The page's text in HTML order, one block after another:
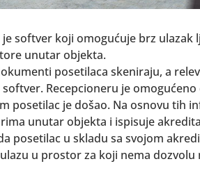
softver koji omogućuje brz
unutar objekta.
posetilaca skeniraju, a
Recepcioneru je
posetilac je došao. Na osnovu tih
unutar objekta i ispisuje
posetilac u skladu sa svojom
u prostor za koji nema